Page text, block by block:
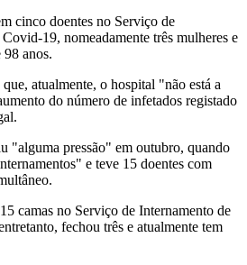
cinco doentes no Serviço de
19, nomeadamente três mulheres e
98 anos.
atualmente, o hospital "não está a
do número de infetados registado
"alguma pressão" em outubro, quando
e teve 15 doentes com
camas no Serviço de Internamento de
fechou três e atualmente tem